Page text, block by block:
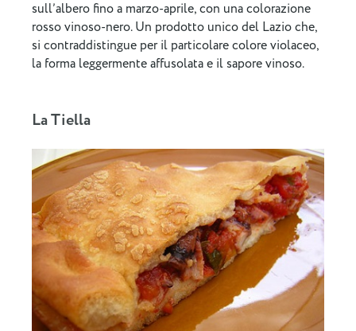
sull’albero fino a marzo-aprile, con una colorazione
rosso vinoso-nero. Un prodotto unico del Lazio che,
si contraddistingue per il particolare colore violaceo,
la forma leggermente affusolata e il sapore vinoso.
La Tiella